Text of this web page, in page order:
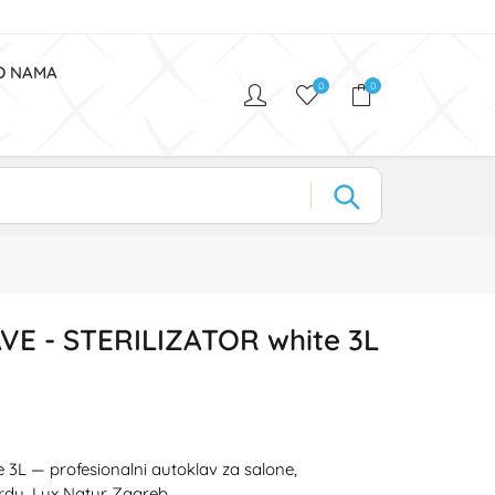
NAMA
0 0
- STERILIZATOR white 3L
— profesionalni autoklav za salone,